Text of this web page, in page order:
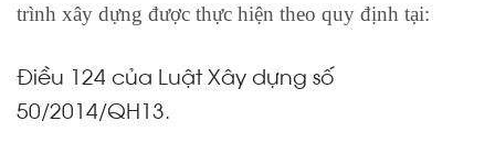
trình xây dựng được thực hiện theo quy định tại:
Điều 124 của Luật Xây dựng số
50/2014/QH13.